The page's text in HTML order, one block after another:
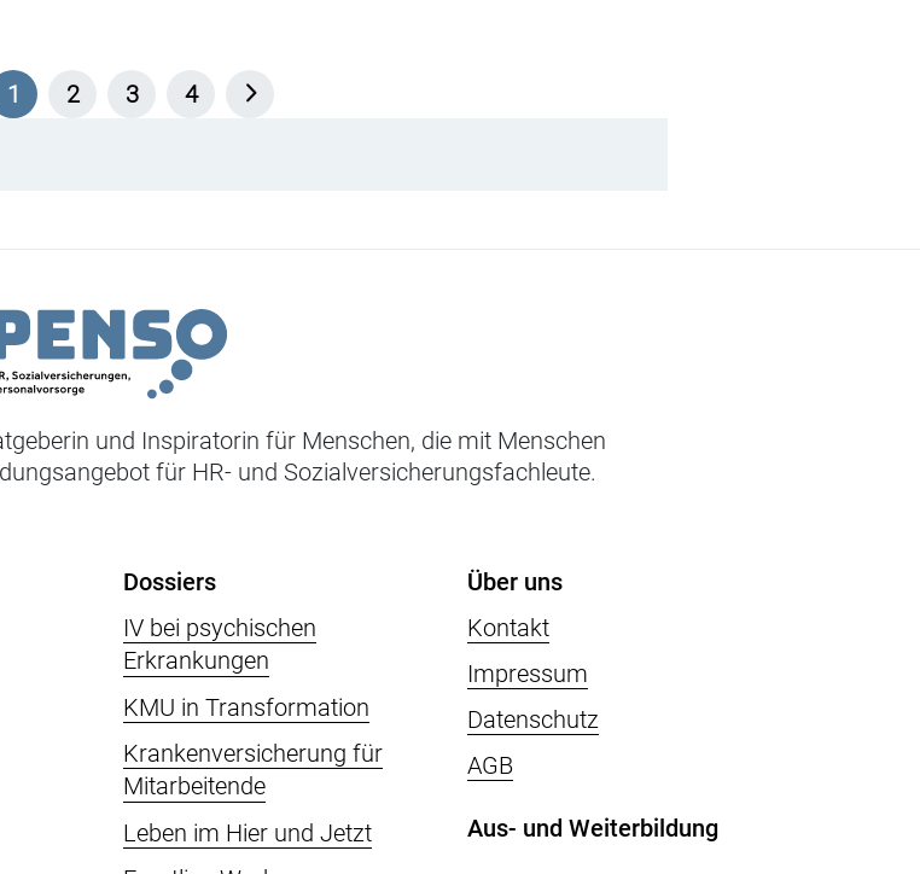
1 2 3 4
und Inspiratorin für Menschen, die mit Menschen
für HR- und Sozialversicherungsfachleute.
Dossiers
IV bei psychischen
Erkrankungen
KMU in Transformation
Krankenversicherung für
Mitarbeitende
Leben im Hier und Jetzt
Über uns
Kontakt
Impressum
Datenschutz
AGB
Aus- und Weiterbildung